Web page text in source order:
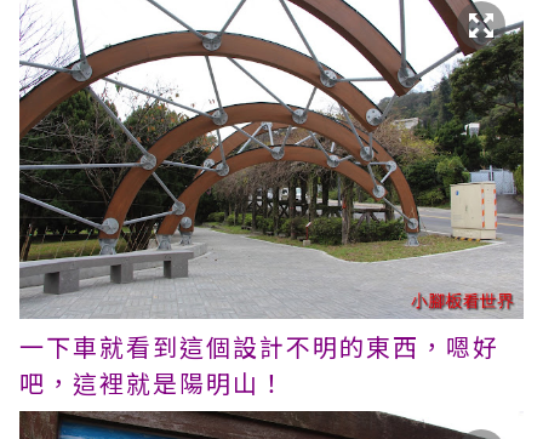
一下車就看到這個設計不明的東西，嗯好
吧，這裡就是陽明山！